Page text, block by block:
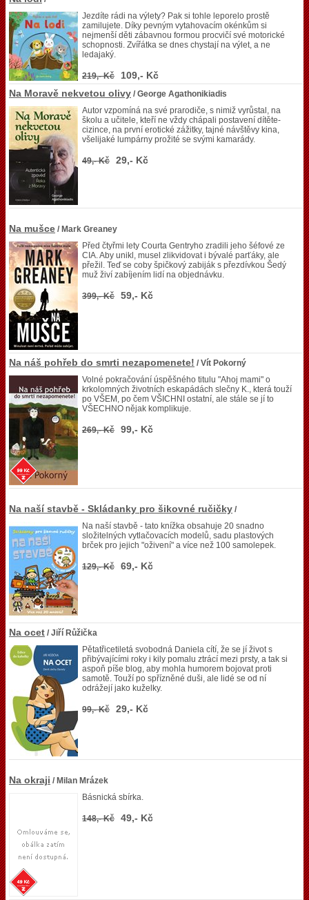
Jezdíte rádi na výlety? Pak si tohle leporelo prostě
zamilujete. Díky pevným vytahovacím okénkům si
nejmenší děti zábavnou formou procvičí své motorické
schopnosti. Zvířátka se dnes chystají na výlet, a ne
ledajaký.
219,- Kč
109,- Kč
Na Moravě nekvetou olivy / George Agathonikiadis
Autor vzpomíná na své prarodiče, s nimiž vyrůstal, na
školu a učitele, kteří ne vždy chápali postavení dítěte-
cizince, na první erotické zážitky, tajné návštěvy kina,
všelijaké lumpárny prožité se svými kamarády.
49,- Kč 29,- Kč
Na mušce / Mark Greaney
Před čtyřmi lety Courta Gentryho zradili jeho šéfové ze
CIA. Aby unikl, musel zlikvidovat i bývalé parťáky, ale
přežil. Teď se coby špičkový zabiják s přezdívkou Šedý
muž živí zabíjením lidí na objednávku.
399,- Kč 59,- Kč
Na náš pohřeb do smrti nezapomenete! / Vít Pokorný
Volné pokračování úspěšného titulu "Ahoj mami" o
krkolomných životních eskapádách slečny K., která touží
po VŠEM, po čem VŠICHNI ostatní, ale stále se jí to
VŠECHNO nějak komplikuje.
269,- Kč 99,- Kč
Na naší stavbě - Skládanky pro šikovné ručičky /
Na naší stavbě - tato knížka obsahuje 20 snadno
složitelných vytlačovacích modelů, sadu plastových
brček pro jejich "oživení" a více než 100 samolepek.
129,- Kč 69,- Kč
Na ocet / Jiří Růžička
Pětatřicetiletá svobodná Daniela cítí, že se jí život s
přibývajícími roky i kily pomalu ztrácí mezi prsty, a tak si
aspoň píše blog, aby mohla humorem bojovat proti
samotě. Touží po spřízněné duši, ale lidé se od ní
odrážejí jako kuželky.
99,- Kč 29,- Kč
Na okraji / Milan Mrázek
Básnická sbírka.
148,- Kč 49,- Kč